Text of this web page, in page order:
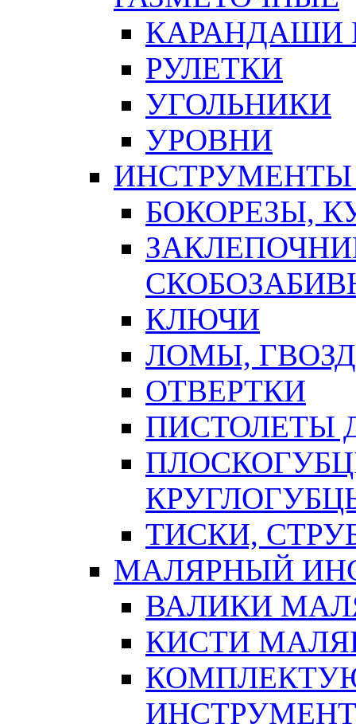
КАРАНДАШИ
РУЛЕТКИ
УГОЛЬНИКИ
УРОВНИ
БОКОРЕЗЫ,
КЛЮЧИ
ЛОМЫ,
ОТВЕРТКИ
ПИСТОЛЕТЫ
ТИСКИ,
МАЛЯРНЫЙ
ВАЛИКИ
КИСТИ